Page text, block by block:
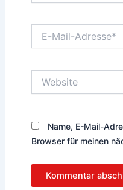
Mail-
Name, E-Mail-
Browser für meinen